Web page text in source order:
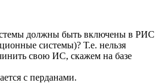
должны быть включены в РИС
системы)? Т.е. нельзя
свою ИС, скажем на базе
с перданами.